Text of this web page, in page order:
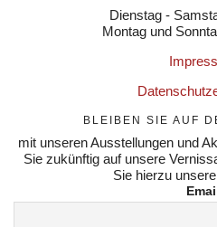
Dienstag -
Montag und
BLEIBEN SIE AUF
mit unseren Ausstellungen und
Sie zukünftig auf unsere
Sie hierzu